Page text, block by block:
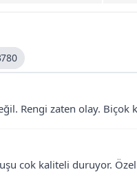
Rengi zaten olay. Biçok
cok kaliteli duruyor.